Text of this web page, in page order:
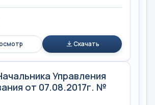
Скачать
Управления
от 07.08.2017г. №